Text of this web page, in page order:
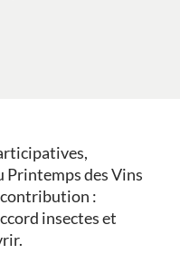
Printemps des Vins
contribution :
insectes et